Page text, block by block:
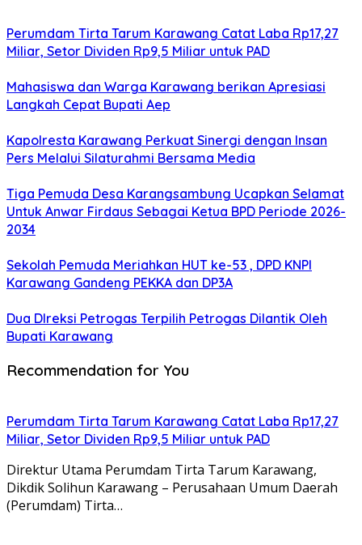
Perumdam Tirta Tarum Karawang Catat Laba Rp17,27
Miliar, Setor Dividen Rp9,5 Miliar untuk PAD
Mahasiswa dan Warga Karawang berikan Apresiasi
Langkah Cepat Bupati Aep
Kapolresta Karawang Perkuat Sinergi dengan Insan
Pers Melalui Silaturahmi Bersama Media
Tiga Pemuda Desa Karangsambung Ucapkan Selamat
Untuk Anwar Firdaus Sebagai Ketua BPD Periode 2026-
2034
Sekolah Pemuda Meriahkan HUT ke-53 , DPD KNPI
Karawang Gandeng PEKKA dan DP3A
Dua DIreksi Petrogas Terpilih Petrogas Dilantik Oleh
Bupati Karawang
Recommendation for You
Perumdam Tirta Tarum Karawang Catat Laba Rp17,27
Miliar, Setor Dividen Rp9,5 Miliar untuk PAD
Direktur Utama Perumdam Tirta Tarum Karawang,
Dikdik Solihun Karawang – Perusahaan Umum Daerah
(Perumdam) Tirta…